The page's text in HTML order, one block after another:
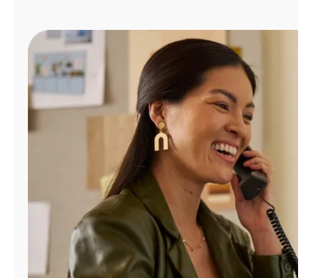
Administrar
cuenta
Encuentra
tienda